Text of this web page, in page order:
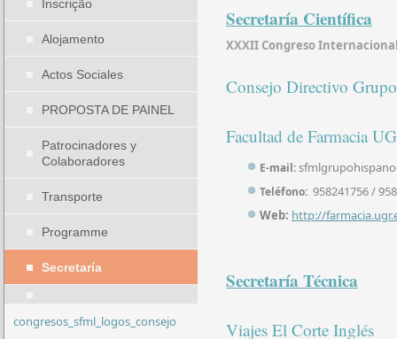
Inscrição
Alojamento
Actos Sociales
PROPOSTA DE PAINEL
Patrocinadores y
Colaboradores
Transporte
Programme
Secretaría
congresos_sfml_logos_consejo
Secretaría Científica
XXXII Congreso
Consejo Directivo
Facultad de Farmacia
E-mail:
Teléfono: 958241756 /
Web: http://
Secretaría Técnica
Viajes El Corte Inglés